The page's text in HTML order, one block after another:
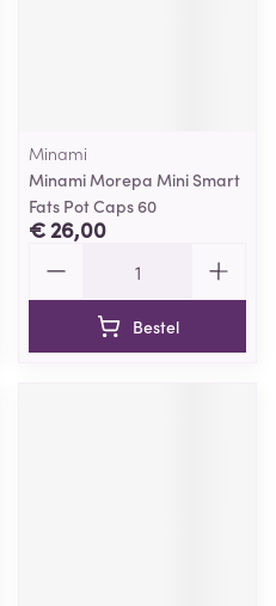
Minami
Minami Morepa Mini Smart
Fats Pot Caps 60
€ 26,00
Bestel